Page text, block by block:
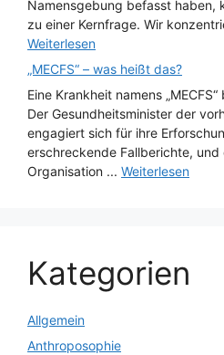
Namensgebung befasst haben,
zu einer Kernfrage. Wir
Weiterlesen
„MECFS“ – was heißt das?
Eine Krankheit namens
Der Gesundheitsminister der
engagiert sich für ihre
erschreckende Fallberichte,
Organisation ... Weiterlesen
Kategorien
Allgemein
Anthroposophie